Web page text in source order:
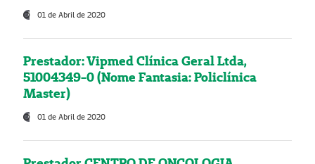
01 de Abril de 2020
Prestador: Vipmed Clínica Geral Ltda,
51004349-0 (Nome Fantasia: Policlínica
Master)
01 de Abril de 2020